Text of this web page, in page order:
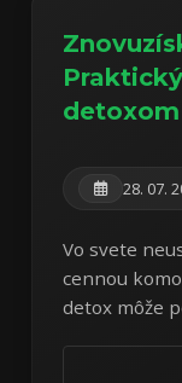
28. 07.
Vo svete
cennou
detox môže
osobnými